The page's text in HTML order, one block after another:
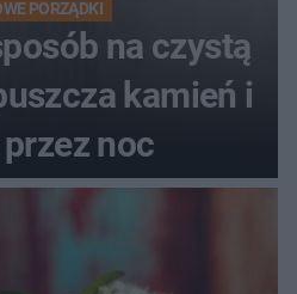
PORZĄDKI
na czystą
kamień i
noc